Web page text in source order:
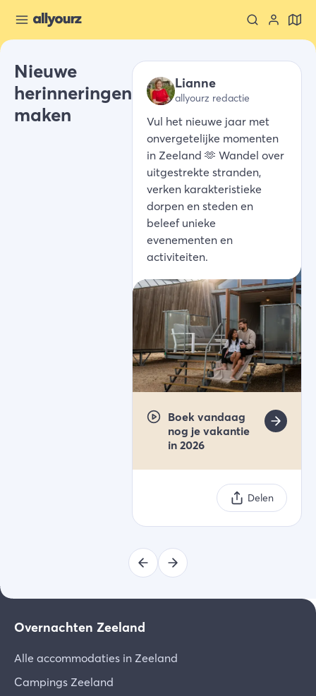
Nieuwe
herinneringen
maken
Lianne
allyourz redactie
Vul het nieuwe jaar met
onvergetelijke momenten
in Zeeland 🫶 Wandel over
uitgestrekte stranden,
verken karakteristieke
dorpen en steden en
beleef unieke
evenementen en
activiteiten.
Boek vandaag
nog je vakantie
in 2026
Delen
Overnachten Zeeland
Alle accommodaties in Zeeland
Campings Zeeland